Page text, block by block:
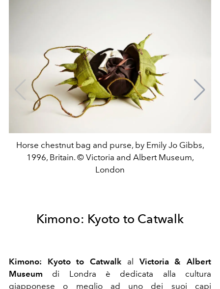
Horse chestnut bag and purse, by Emily Jo Gibbs,
1996, Britain. © Victoria and Albert Museum,
London
Kimono: Kyoto to Catwalk
Kimono: Kyoto to Catwalk al Victoria & Albert
Museum di Londra è dedicata alla cultura
giapponese o meglio ad uno dei suoi capi